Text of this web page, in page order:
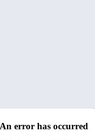
error has occurred